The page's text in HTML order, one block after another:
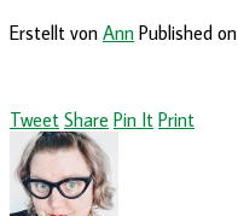
Erstellt von Ann Published on
Tweet Share Pin It Print